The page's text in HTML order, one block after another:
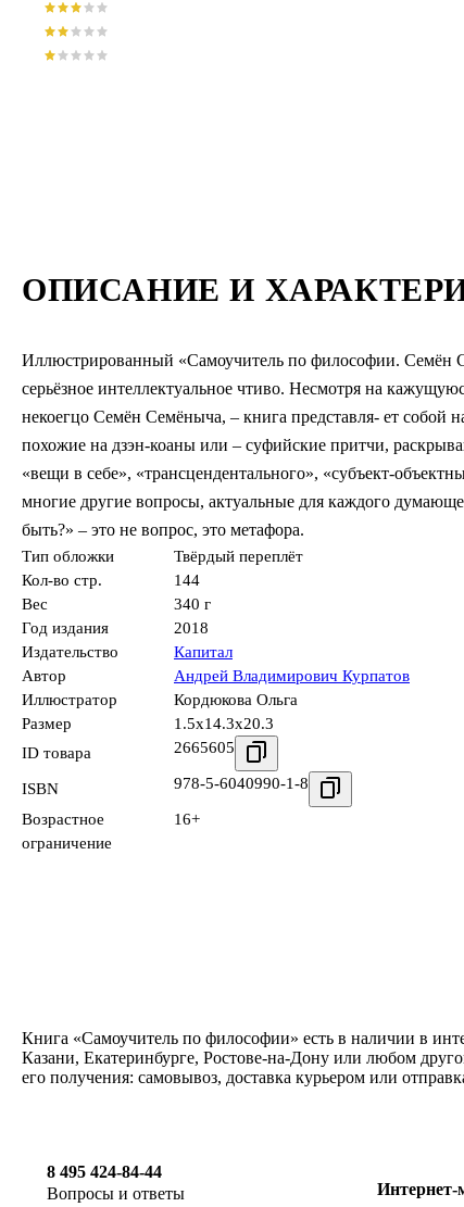
ОПИСАНИЕ И
Иллюстрированный «Самоучитель по философии. Семён
серьёзное интеллектуальное чтиво. Несмотря на
некоегцо Семён Семёныча, – книга представля- ет
похожие на дзэн-коаны или – суфийские притчи,
«вещи в себе», «трансцендентального», «субъект-
многие другие вопросы, актуальные для каждого
быть?» – это не вопрос, это метафора.
Тип обложки
Твёрдый переплёт
Кол-во стр.
144
Вес
340 г
Год издания
2018
Издательство
Капитал
Автор
Андрей Владимирович Курпатов
Иллюстратор
Кордюкова Ольга
Размер
1.5x14.3x20.3
ID товара
2665605
ISBN 978-5-6040990-1-8
Возрастное
ограничение
16+
Книга «Самоучитель по философии» есть в наличии в
Казани, Екатеринбурге, Ростове-на-Дону или любом
его получения: самовывоз, доставка курьером или
8 495 424-84-44
Вопросы и ответы
Интернет-